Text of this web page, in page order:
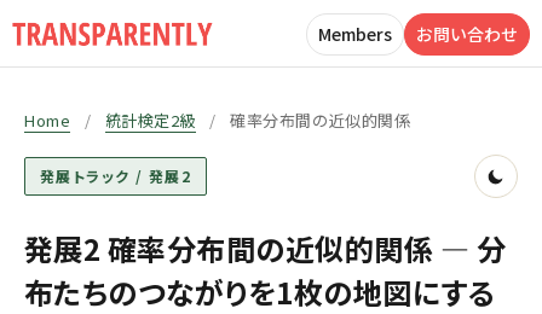
Members お問い合わせ
Home / 統計検定2級 / 確率分布間の近似的関係
発展トラック / 発展2
発展2 確率分布間の近似的関係 — 分
布たちのつながりを1枚の地図にする